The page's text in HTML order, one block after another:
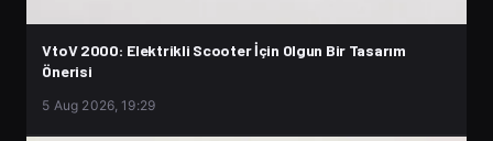
VtoV 2000: Elektrikli Scooter İçin Olgun Bir Tasarım
Önerisi
5 Aug 2026, 19:29